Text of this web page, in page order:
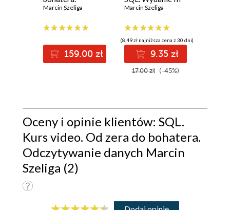
Modyfikowanie
Marcin Szeliga
159.00 zł
Marcin Szeliga
(8,49 zł najniższa cena z 30 dni)
9.35 zł
17.00 zł (-45%)
Oceny i opinie klientów: SQL.
Kurs video. Od zera do bohatera.
Odczytywanie danych Marcin
Szeliga (2)